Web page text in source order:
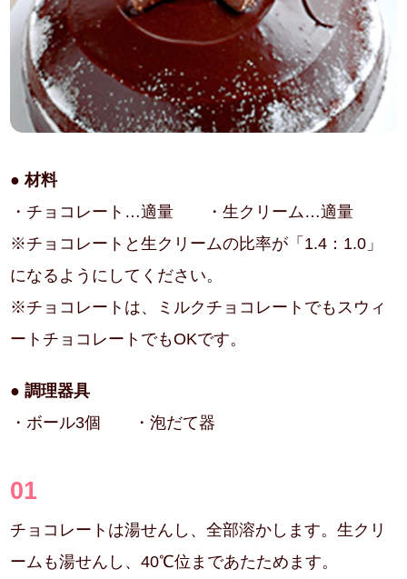
● 材料
・チョコレート…適量 ・生クリーム…適量
※チョコレートと生クリームの比率が「1.4：1.0」
になるようにしてください。
※チョコレートは、ミルクチョコレートでもスウィ
ートチョコレートでもOKです。
● 調理器具
・ボール3個 ・泡だて器
01
チョコレートは湯せんし、全部溶かします。生クリ
ームも湯せんし、40℃位まであたためます。